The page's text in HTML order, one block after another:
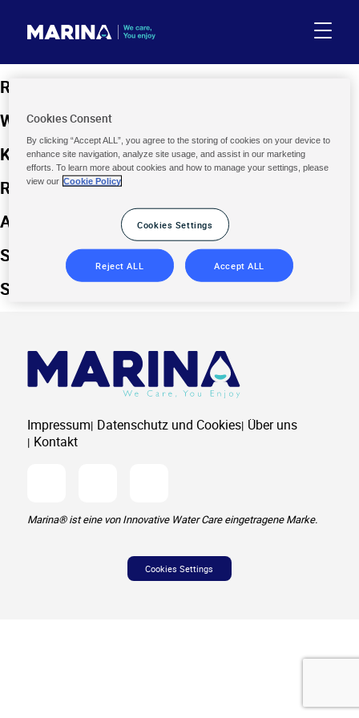
Reiniger für die Wasserlinie
Wintermittel
KONZENTRIERTES KLÄRMITTEL
REGELMÄSSIGES KLÄRMITTEL
ANTI-KALK
SOS TRÜBES WASSER
SOS TRÜBES WASSER Einzelpackung
Impressum Datenschutz und Cookies Über uns
Kontakt
Marina® ist eine von Innovative Water Care eingetragene Marke.
Cookies Settings
Cookies Consent
By clicking “Accept ALL”, you agree to the storing of cookies on your device to
enhance site navigation, analyze site usage, and assist in our marketing
efforts. To learn more about cookies and how to manage your settings, please
view our Cookie Policy
Cookies Settings
Reject ALL Accept ALL